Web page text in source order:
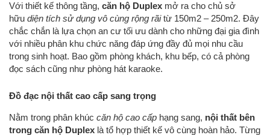
Với thiết kế thông tầng, căn hộ Duplex mở ra cho chủ sở
hữu diện tích sử dụng vô cùng rộng rãitừ 150m2 – 250m2. Đây
chắc chắn là lựa chọn an cư tối ưu dành cho những đại gia đình
với nhiều phân khu chức năng đáp ứng đầy đủ mọi nhu cầu
trong sinh hoạt. Bao gồm phòng khách, khu bếp, có cả phòng
đọc sách cũng như phòng hát karaoke.
Đồ đạc nội thất cao cấp sang trọng
Nằm trong phân khúc căn hộ cao cấp hạng sang, nội thất bên
trong căn hộ Duplex là tổ hợp thiết kế vô cùng hoàn hảo. Từng